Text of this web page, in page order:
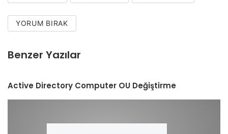
YORUM BIRAK
Benzer Yazılar
Active Directory Computer OU Değiştirme